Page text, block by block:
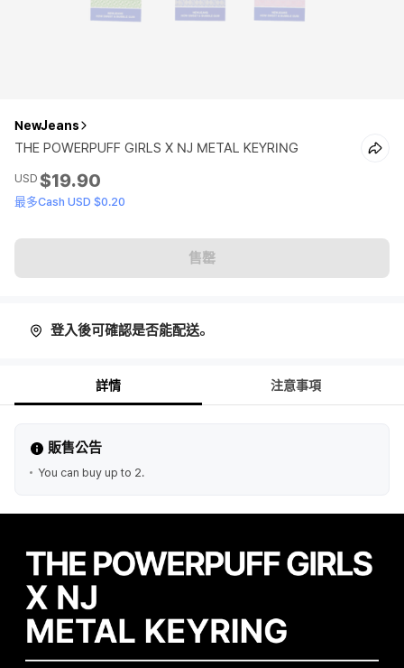
NewJeans
THE POWERPUFF GIRLS X NJ METAL KEYRING
USD $19.90
最多Cash USD $0.20
售罄
登入後可確認是否能配送。
詳情 注意事項
販售公告
You can buy up to 2.